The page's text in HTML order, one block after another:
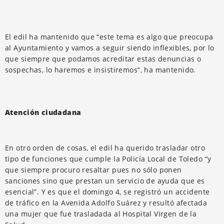
El edil ha mantenido que “este tema es algo que preocupa
al Ayuntamiento y vamos a seguir siendo inflexibles, por lo
que siempre que podamos acreditar estas denuncias o
sospechas, lo haremos e insistiremos”, ha mantenido.
Atención ciudadana
En otro orden de cosas, el edil ha querido trasladar otro
tipo de funciones que cumple la Policía Local de Toledo “y
que siempre procuro resaltar pues no sólo ponen
sanciones sino que prestan un servicio de ayuda que es
esencial”. Y es que el domingo 4, se registró un accidente
de tráfico en la Avenida Adolfo Suárez y resultó afectada
una mujer que fue trasladada al Hospital Virgen de la